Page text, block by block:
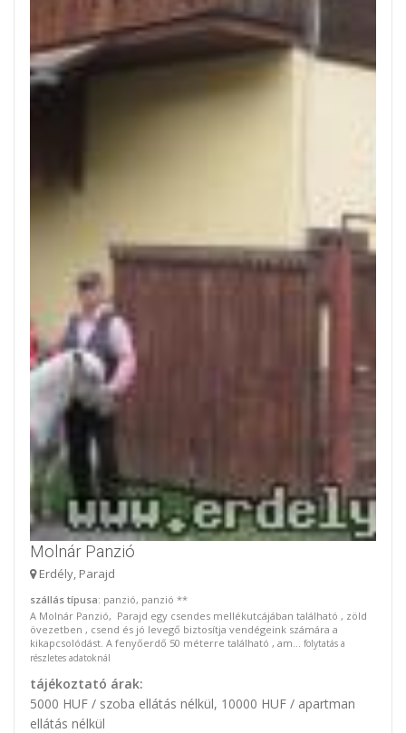
Molnár Panzió
Erdély, Parajd
szállás típusa: panzió, panzió **
A Molnár Panzió, Parajd egy csendes mellékutcájában található , zöld
övezetben , csend és jó levegő biztosítja vendégeink számára a
kikapcsolódást. A fenyőerdő 50 méterre található , am... folytatás a
részletes adatoknál
tájékoztató árak:
5000 HUF / szoba ellátás nélkül, 10000 HUF / apartman
ellátás nélkül